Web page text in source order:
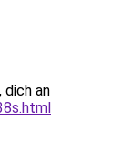
dich an